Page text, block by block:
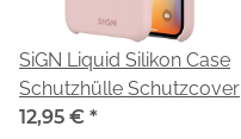
SiGN Liquid Silikon Case
Schutzhülle Schutzcover
passend für iPhone X/XS
12,95 € *